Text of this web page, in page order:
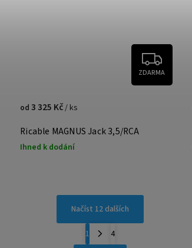
ZDARMA
Ricable MAGNUS Jack 3,5/RCA
Ihned k dodání
od 3 325 Kč/ ks
Načíst 12 dalších
1
4